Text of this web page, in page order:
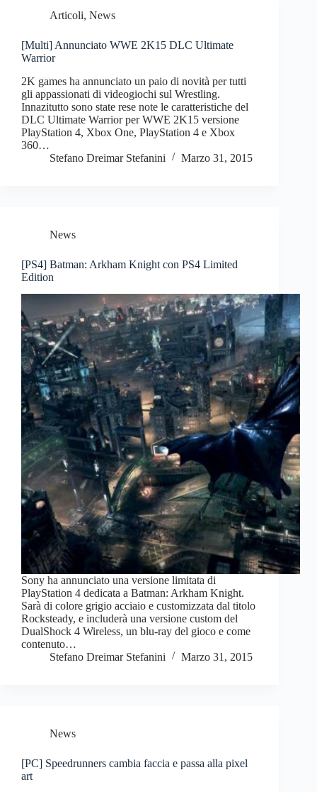
Articoli, News
[Multi] Annunciato WWE 2K15 DLC Ultimate
Warrior
2K games ha annunciato un paio di novità per tutti
gli appassionati di videogiochi sul Wrestling.
Innazitutto sono state rese note le caratteristiche del
DLC Ultimate Warrior per WWE 2K15 versione
PlayStation 4, Xbox One, PlayStation 4 e Xbox
360…
Stefano Dreimar Stefanini
Marzo 31, 2015
News
[PS4] Batman: Arkham Knight con PS4 Limited
Edition
Sony ha annunciato una versione limitata di
PlayStation 4 dedicata a Batman: Arkham Knight.
Sarà di colore grigio acciaio e customizzata dal titolo
Rocksteady, e includerà una versione custom del
DualShock 4 Wireless, un blu-ray del gioco e come
contenuto…
Stefano Dreimar Stefanini
Marzo 31, 2015
News
[PC] Speedrunners cambia faccia e passa alla pixel
art